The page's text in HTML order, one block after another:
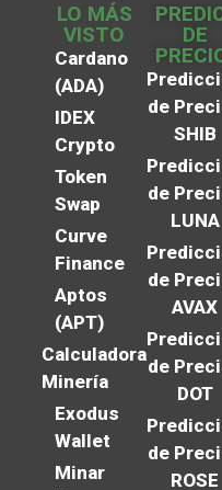
LO MÁS
VISTO
Cardano
(ADA)
IDEX
Crypto
Token
Swap
Curve
Finance
Aptos
(APT)
Calculadora
Minería
Exodus
Wallet
Minar
DE
de
SHIB
de
LUNA
de
AVAX
de
DOT
de
ROSE